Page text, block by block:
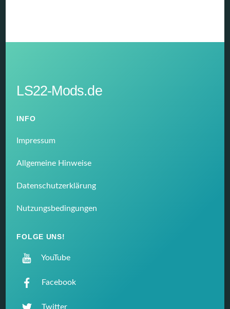
LS22-Mods.de
INFO
Impressum
Allgemeine Hinweise
Datenschutzerklärung
Nutzungsbedingungen
FOLGE UNS!
YouTube
Facebook
Twitter